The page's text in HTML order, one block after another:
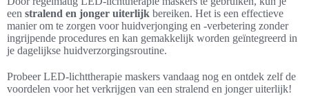
een stralend en jonger uiterlijk bereiken. Het is een effectieve
manier om te zorgen voor huidverjonging en -verbetering zonder
ingrijpende procedures en kan gemakkelijk worden geïntegreerd in
je dagelijkse huidverzorgingsroutine.
Probeer LED-lichttherapie maskers vandaag nog en ontdek zelf de
voordelen voor het verkrijgen van een stralend en jonger uiterlijk!